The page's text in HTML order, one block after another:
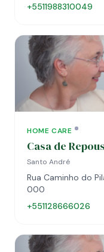
+5511988310049
HOME CARE
Casa de
Santo André
Rua Caminho do
000
+551128666026